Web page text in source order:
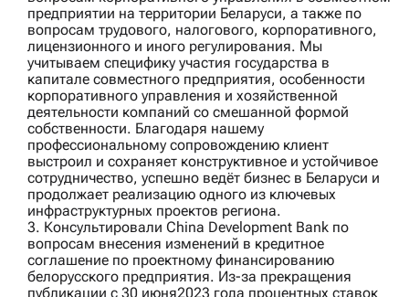
предприятии на территории Беларуси, а также по
вопросам трудового, налогового, корпоративного,
лицензионного и иного регулирования. Мы
учитываем специфику участия государства в
капитале совместного предприятия, особенности
корпоративного управления и хозяйственной
деятельности компаний со смешанной формой
собственности. Благодаря нашему
профессиональному сопровождению клиент
выстроил и сохраняет конструктивное и устойчивое
сотрудничество, успешно ведёт бизнес в Беларуси и
продолжает реализацию одного из ключевых
инфраструктурных проектов региона.
3. Консультировали China Development Bank по
вопросам внесения изменений в кредитное
соглашение по проектному финансированию
белорусского предприятия. Из-за прекращения
публикации с 30 июня2023 года процентных ставок